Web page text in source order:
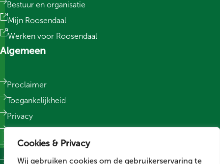
Cookies & Privacy
Wij gebruiken cookies om de gebruikerservaring te
Bestuur en organisatie
Mijn Roosendaal
Werken voor Roosendaal
Algemeen
Proclaimer
Toegankelijkheid
Privacy
Sitemap